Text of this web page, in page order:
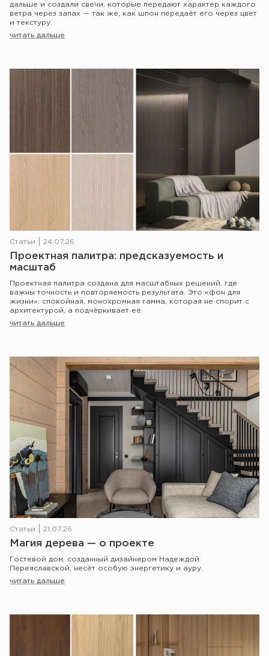
дальше и создали свечи, которые передают характер каждого
ветра через запах — так же, как шпон передаёт его через цвет
и текстуру.
читать дальше
Статьи 24.07.26
Проектная палитра: предсказуемость и
масштаб
Проектная палитра создана для масштабных решений, где
важны точность и повторяемость результата. Это «фон для
жизни»: спокойная, монохромная гамма, которая не спорит с
архитектурой, а подчёркивает её.
читать дальше
Статьи 21.07.26
Магия дерева — о проекте
Гостевой дом, созданный дизайнером Надеждой
Переяславской, несёт особую энергетику и ауру.
читать дальше